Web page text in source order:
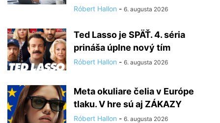
Róbert Hallon - 6. augusta 2026
Ted Lasso je SPÄŤ. 4. séria
prináša úplne nový tím
Róbert Hallon - 6. augusta 2026
Meta okuliare čelia v Európe
tlaku. V hre sú aj ZÁKAZY
Róbert Hallon - 6. augusta 2026